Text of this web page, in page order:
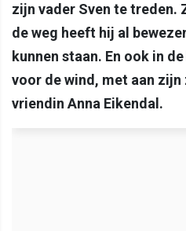
zijn vader Sven te treden.
de weg heeft hij al
kunnen staan. En ook in
voor de wind, met aan
vriendin Anna Eikendal.